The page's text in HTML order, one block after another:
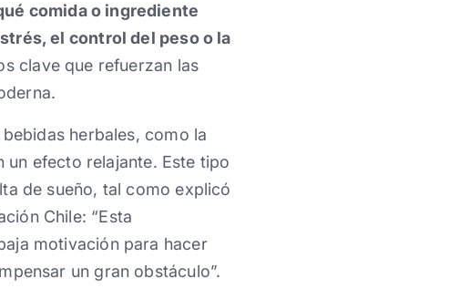
comida o ingrediente
el control del peso o la
clave que refuerzan las
herbales, como la
un efecto relajante. Este tipo
de sueño, tal como explicó
Chile: “Esta
motivación para hacer
un gran obstáculo”.